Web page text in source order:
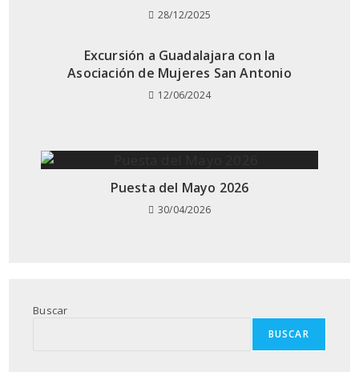
28/12/2025
Excursión a Guadalajara con la
Asociación de Mujeres San Antonio
12/06/2024
Puesta del Mayo 2026
30/04/2026
Buscar
BUSCAR